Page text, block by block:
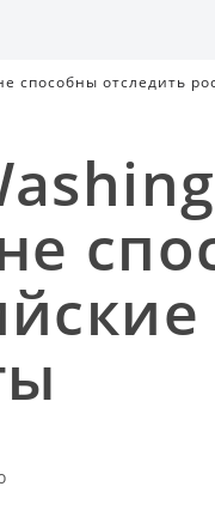
способны отследить